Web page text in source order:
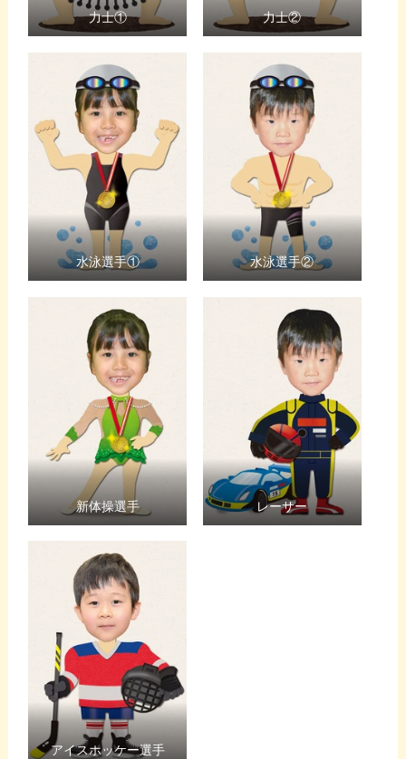
力士① 力士②
水泳選手① 水泳選手②
新体操選手 レーサー
アイスホッケー選手